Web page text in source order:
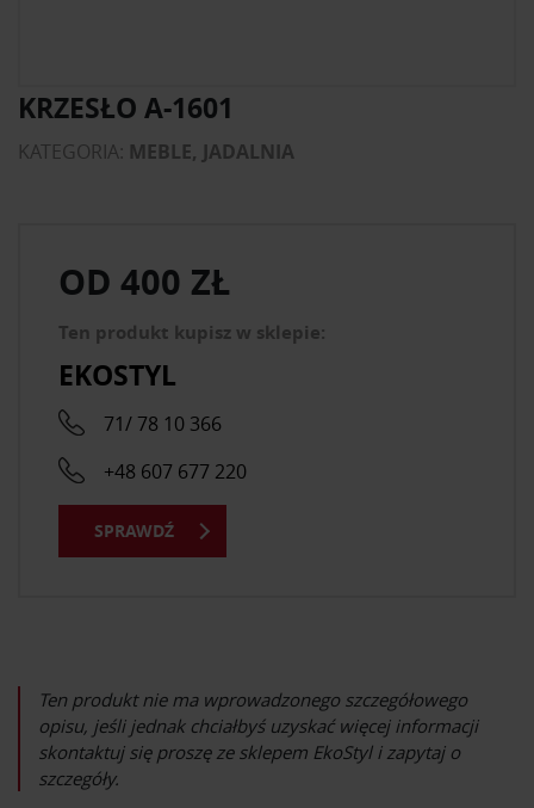
KRZESŁO A-1601
KATEGORIA: MEBLE, JADALNIA
Ten produkt nie ma wprowadzonego szczegółowego
opisu, jeśli jednak chciałbyś uzyskać więcej informacji
skontaktuj się proszę ze sklepem EkoStyli zapytaj o
szczegóły.
OD 400 ZŁ
Ten produkt kupisz w sklepie:
EKOSTYL
71/ 78 10 366
+48 607 677 220
SPRAWDŹ